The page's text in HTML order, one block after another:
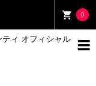
0
